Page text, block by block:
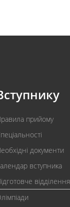
прийому
документи
вступника
відділення